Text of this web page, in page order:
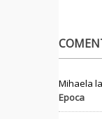
Mihaela la
Epoca